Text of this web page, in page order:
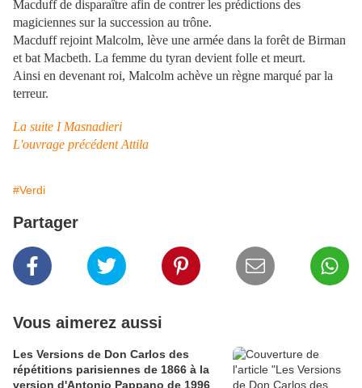
Macduff de disparaître afin de contrer les prédictions des
magiciennes sur la succession au trône.
Macduff rejoint Malcolm, lève une armée dans la forêt de Birman
et bat Macbeth. La femme du tyran devient folle et meurt.
Ainsi en devenant roi, Malcolm achève un règne marqué par la
terreur.
La suite I Masnadieri
L'ouvrage précédent Attila
#Verdi
Partager
Vous aimerez aussi
Les Versions de Don Carlos des
répétitions parisiennes de 1866 à la
version d'Antonio Pappano de 1996